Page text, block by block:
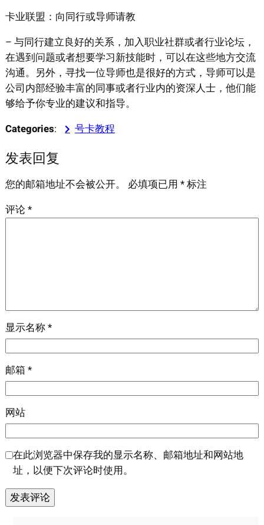
卡业联盟：向同行或导师请教
– 与同行建立良好的关系，加入职业社群或者行业论坛，
在遇到问题或者想要学习新技能时，可以在这些地方交流
沟通。另外，寻找一位导师也是很好的方式，导师可以是
公司内部经验丰富的同事或者行业内的资深人士，他们能
够给予你专业的建议和指导。
Categories: 号卡教程
发表回复
您的邮箱地址不会被公开。 必填项已用 *标注
评论 *
显示名称*
邮箱 *
网站
在此浏览器中保存我的显示名称、邮箱地址和网站地
址，以便下次评论时使用。